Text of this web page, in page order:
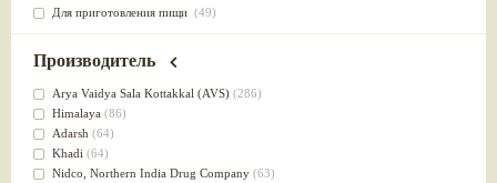
Для приготовления пищи (49)
от инфекций мочеполовой системы(49)
для суставов
Лечит опухоли и отеки(46)
Для медитации
выводит токсины
Для здоровья печени
Для тела(39)
Производитель
Arya Vaidya Sala Kottakkal (AVS) (286)
Himalaya (86)
Adarsh (64)
Khadi (64)
Nidсo, Northern India Drug Company (63)